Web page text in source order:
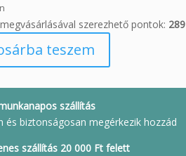
szerezhető pontok: 289
teszem
szállítás
és biztonságosan megérkezik hozzád
szállítás 20 000 Ft felett